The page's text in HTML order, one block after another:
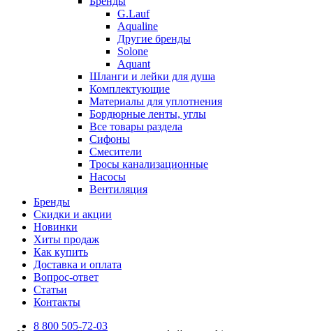
G.Lauf
Aqualine
Другие бренды
Solone
Aquant
Шланги и лейки для душа
Комплектующие
Материалы для уплотнения
Бордюрные ленты, углы
Все товары раздела
Сифоны
Смесители
Тросы канализационные
Насосы
Вентиляция
Бренды
Скидки и акции
Новинки
Хиты продаж
Как купить
Доставка и оплата
Вопрос-ответ
Статьи
Контакты
8 800 505-72-03